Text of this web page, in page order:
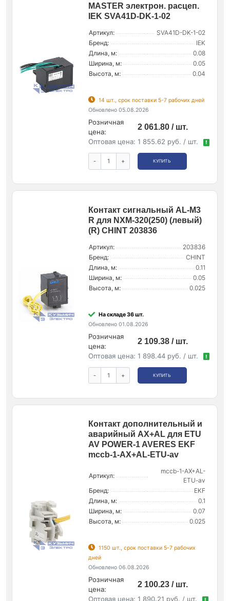
MASTER электрон. расцеп.
IEK SVA41D-DK-1-02
Артикул:
SVA41D-DK-1-02
Бренд:
IEK
Длина, м:
0.08
Ширина, м:
0.05
Высота, м:
0.04
14 шт., срок поставки 5-7 рабочих дней
Обновлено 05.08.2026
Розничная
цена:
2 061.80 / шт.
Оптовая цена: 1 855.62 руб. / шт. !
- + КУПИТЬ
Контакт сигнальный AL-M3
R для NXM-320(250) (левый)
(R) CHINT 203836
Артикул:
203836
Бренд:
CHINT
Длина, м:
0.11
Ширина, м:
0.05
Высота, м:
0.025
На складе 36 шт.
Обновлено 01.08.2026
Розничная
цена:
2 109.38 / шт.
Оптовая цена: 1 898.44 руб. / шт. !
- + КУПИТЬ
Контакт дополнительный и
аварийный AX+AL для ETU
AV POWER-1 AVERES EKF
mccb-1-AX+AL-ETU-av
Артикул:
mccb-1-AX+AL-
ETU-av
Бренд:
EKF
Длина, м:
0.1
Ширина, м:
0.07
Высота, м:
0.025
1150 шт., срок поставки 5-7 рабочих
дней
Обновлено 06.08.2026
Розничная
цена:
2 100.23 / шт.
Оптовая цена: 1 890.21 руб. / шт. !